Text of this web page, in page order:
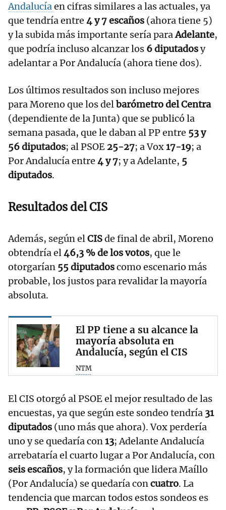
Andalucíaen cifras similares a las actuales, ya
que tendría entre 4 y 7 escaños (ahora tiene 5)
y la subida más importante sería paraAdelante,
que podría incluso alcanzar los 6 diputadosy
adelantar a Por Andalucía (ahora tiene dos).
Los últimos resultados son incluso mejores
para Moreno que los delbarómetro del Centra
(dependiente de la Junta) que se publicó la
semana pasada, que le daban al PP entre 53 y
56 diputados; al PSOE 25-27; a Vox17-19; a
Por Andalucía entre 4 y 7; y a Adelante, 5
diputados.
Resultados del CIS
Además, según elCISde final de abril, Moreno
obtendría el46,3 % de los votos, que le
otorgarían 55 diputadoscomo escenario más
probable, los justos para revalidar la mayoría
absoluta.
El PP tiene a su alcance la
mayoría absoluta en
Andalucía, según el CIS
NTM
El CIS otorgó al PSOE el mejor resultado de las
encuestas, ya que según este sondeo tendría 31
diputados (uno más que ahora). Vox perdería
uno y se quedaría con13; Adelante Andalucía
arrebataría el cuarto lugar a Por Andalucía, con
seis escaños, y la formación que lidera Maíllo
(Por Andalucía) se quedaría concuatro. La
tendencia que marcan todos estos sondeos es